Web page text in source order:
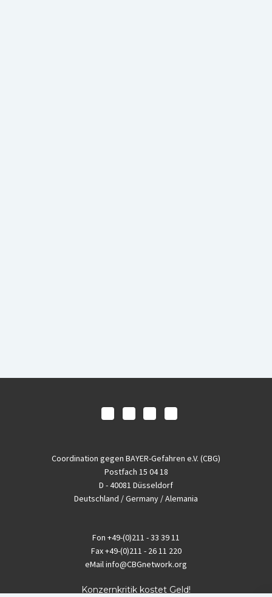
Coordination gegen BAYER-Gefahren e.V. (CBG)
Postfach 15 04 18
D - 40081 Düsseldorf
Deutschland / Germany / Alemania
Fon +49-(0)211 - 33 39 11
Fax+49-(0)211 - 26 11 220
eMailinfo@CBGnetwork.org
Konzernkritik kostet Geld!